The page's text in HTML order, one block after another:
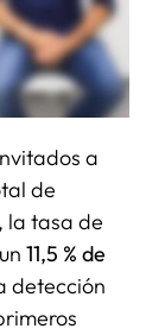
a
de
la tasa de
11,5 % de
detección